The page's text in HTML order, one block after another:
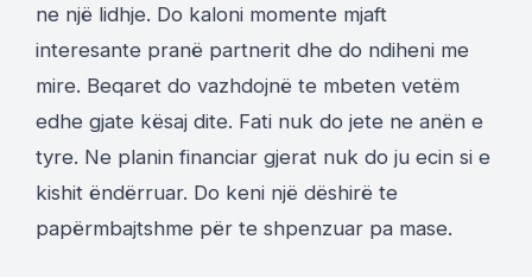
ne një lidhje. Do kaloni momente mjaft
interesante pranë partnerit dhe do ndiheni me
mire. Beqaret do vazhdojnë te mbeten vetëm
edhe gjate kësaj dite. Fati nuk do jete ne anën e
tyre. Ne planin financiar gjerat nuk do ju ecin si e
kishit ëndërruar. Do keni një dëshirë te
papërmbajtshme për te shpenzuar pa mase.